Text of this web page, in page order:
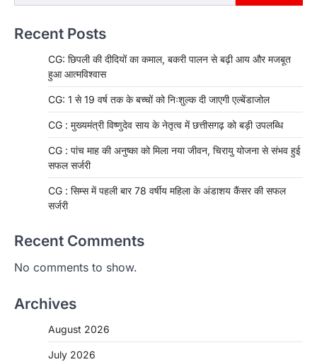
Recent Posts
CG: छिपली की दीदियों का कमाल, बकरी पालन से बढ़ी आय और मजबूत
हुआ आत्मविश्वास
CG: 1 से 19 वर्ष तक के बच्चों को निःशुल्क दी जाएगी एल्बेंडाजोल
CG : मुख्यमंत्री विष्णुदेव साय के नेतृत्व में छत्तीसगढ़ को बड़ी उपलब्धि
CG : पांच माह की अनुष्का को मिला नया जीवन, चिरायु योजना से संभव हुई
सफल सर्जरी
CG : सिम्स में पहली बार 78 वर्षीय महिला के अंडाशय कैंसर की सफल
सर्जरी
Recent Comments
No comments to show.
Archives
August 2026
July 2026